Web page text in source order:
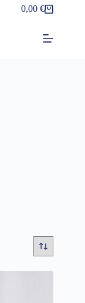
Warenkorb
0,00€